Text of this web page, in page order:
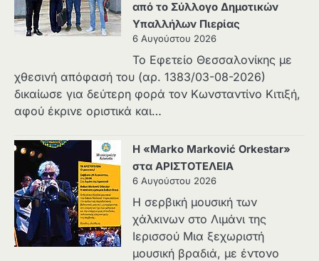
από το Σύλλογο Δημοτικών
Υπαλλήλων Πιερίας
6 Αυγούστου 2026
Το Εφετείο Θεσσαλονίκης με
χθεσινή απόφασή του (αρ. 1383/03-08-2026)
δικαίωσε για δεύτερη φορά τον Κωνσταντίνο Κιτιξή,
αφού έκρινε οριστικά και…
Η «Marko Marković Orkestar»
στα ΑΡΙΣΤΟΤΕΛΕΙΑ
6 Αυγούστου 2026
Η σερβική μουσική των
χάλκινων στο Λιμάνι της
Ιερισσού Μια ξεχωριστή
μουσική βραδιά, με έντονο